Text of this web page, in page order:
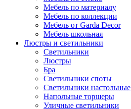
Мебель по материалу
Мебель по коллекции
Мебель от Garda Decor
Мебель школьная
Люстры и светильники
Светильники
Люстры
Бра
Светильники споты
Светильники настольные
Напольные торшеры
Уличные светильники